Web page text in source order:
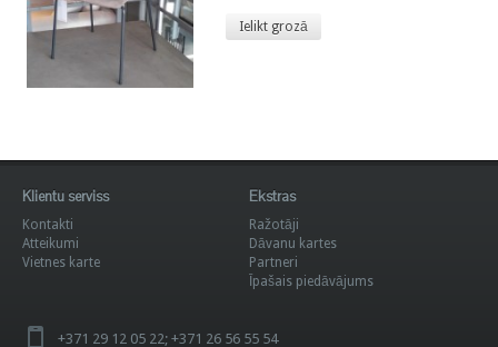
Ielikt grozā
Klientu serviss
Kontakti
Atteikumi
Vietnes karte
Ekstras
Ražotāji
Dāvanu kartes
Partneri
Īpašais piedāvājums
+371 29 12 05 22; +371 26 56 55 54